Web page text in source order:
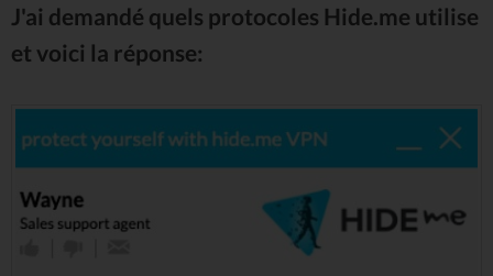
J'ai demandé quels protocoles Hide.me utilise
et voici la réponse: